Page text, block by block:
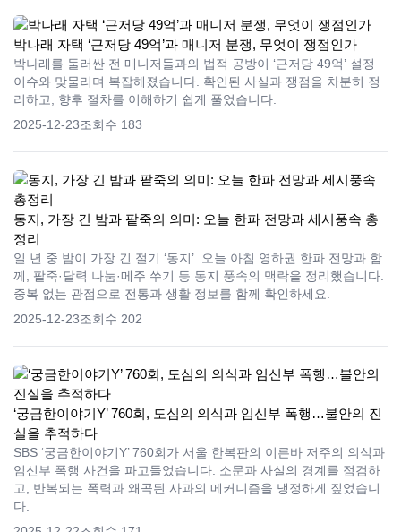
박나래 자택 ‘근저당 49억’과 매니저 분쟁, 무엇이 쟁점인가
박나래를 둘러싼 전 매니저들과의 법적 공방이 ‘근저당 49억’ 설정
이슈와 맞물리며 복잡해졌습니다. 확인된 사실과 쟁점을 차분히 정
리하고, 향후 절차를 이해하기 쉽게 풀었습니다.
2025-12-23조회수 183
동지, 가장 긴 밤과 팥죽의 의미: 오늘 한파 전망과 세시풍속 총
정리
일 년 중 밤이 가장 긴 절기 ‘동지’. 오늘 아침 영하권 한파 전망과 함
께, 팥죽·달력 나눔·메주 쑤기 등 동지 풍속의 맥락을 정리했습니다.
중복 없는 관점으로 전통과 생활 정보를 함께 확인하세요.
2025-12-23조회수 202
‘궁금한이야기Y’ 760회, 도심의 의식과 임신부 폭행…불안의 진
실을 추적하다
SBS ‘궁금한이야기Y’ 760회가 서울 한복판의 이른바 저주의 의식과
임신부 폭행 사건을 파고들었습니다. 소문과 사실의 경계를 점검하
고, 반복되는 폭력과 왜곡된 사과의 메커니즘을 냉정하게 짚었습니
다.